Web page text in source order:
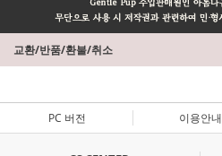
교환/반품/환불/취소
PC 버전 이용안내